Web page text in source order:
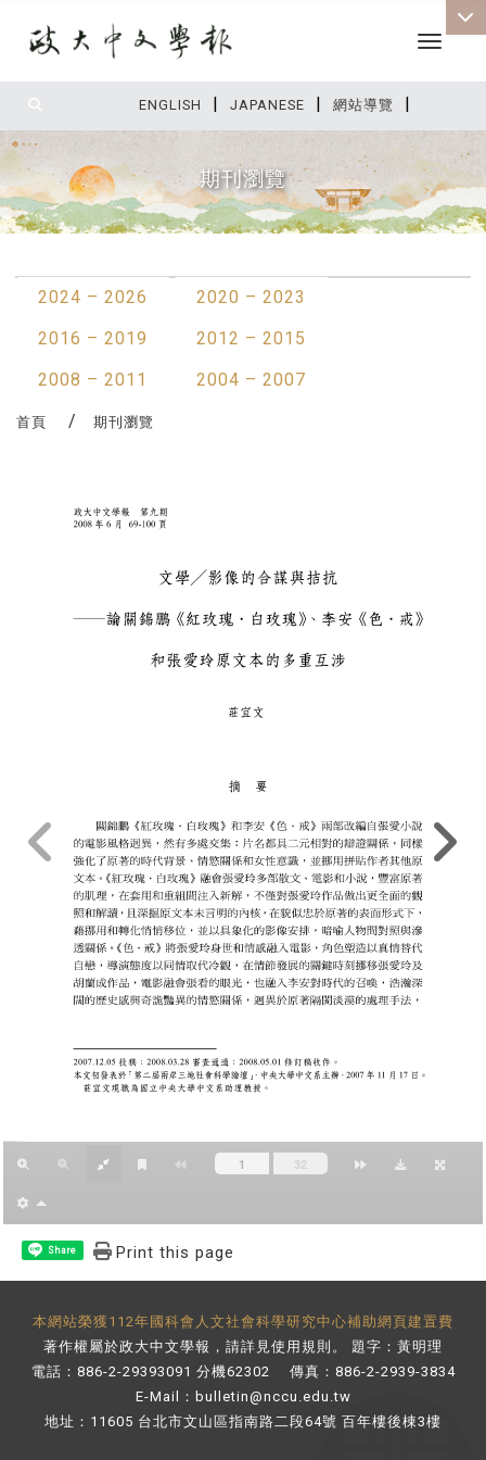
ENGLISH | JAPANESE | 網站導覽 |
Toggle
期刊瀏覽
2024 – 2026
2020 – 2023
2016 – 2019
2012 – 2015
2008 – 2011
2004 – 2007
首頁 期刊瀏覽
Share Print this page
本網站榮獲112年國科會人文社會科學研究中心補助網頁建置費
著作權屬於政大中文學報，請詳見 使用規則 。 題字：黃明理
電話：886-2-29393091 分機62302 傳真：886-2-2939-3834
E-Mail： bulletin@nccu.edu.tw
地址：11605 台北市文山區指南路二段64號 百年樓後棟3樓